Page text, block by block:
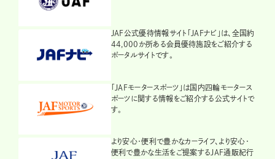
JAF公式優待情報サイト「JAFナビ」は、全国約
44,000か所ある会員優待施設をご紹介する
ポータルサイトです。
「JAFモータースポーツ」は国内四輪モータース
ポーツに関する情報をご紹介する公式サイトで
す。
より安心・便利で豊かなカーライフ、より安心・
便利で豊かな生活をご提案するJAF通販紀行